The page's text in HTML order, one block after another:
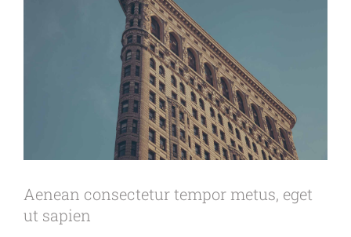
Aenean consectetur tempor metus, eget
ut sapien